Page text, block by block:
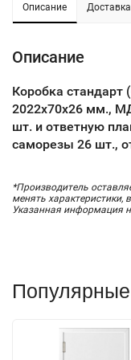
Описание Доставка
Описание
Коробка стандарт
2022х70х26 мм.,
шт. и ответную
саморезы 26 шт.,
*Производитель
менять
Указанная информация